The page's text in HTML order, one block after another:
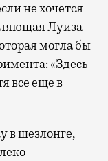
не хочется
Луиза
могла бы
«Здесь
все еще в
в шезлонге,